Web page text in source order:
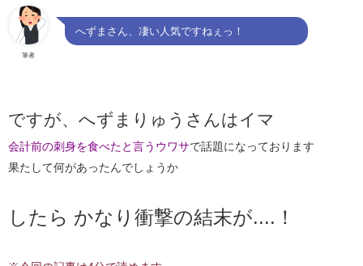
筆者
へずまさん、凄い人気ですねぇっ！
ですが、へずまりゅうさんはイマ
会計前の刺身を食べたと言うウワサで話題になっております
果たして何があったんでしょうか
したら かなり衝撃の結末が....！